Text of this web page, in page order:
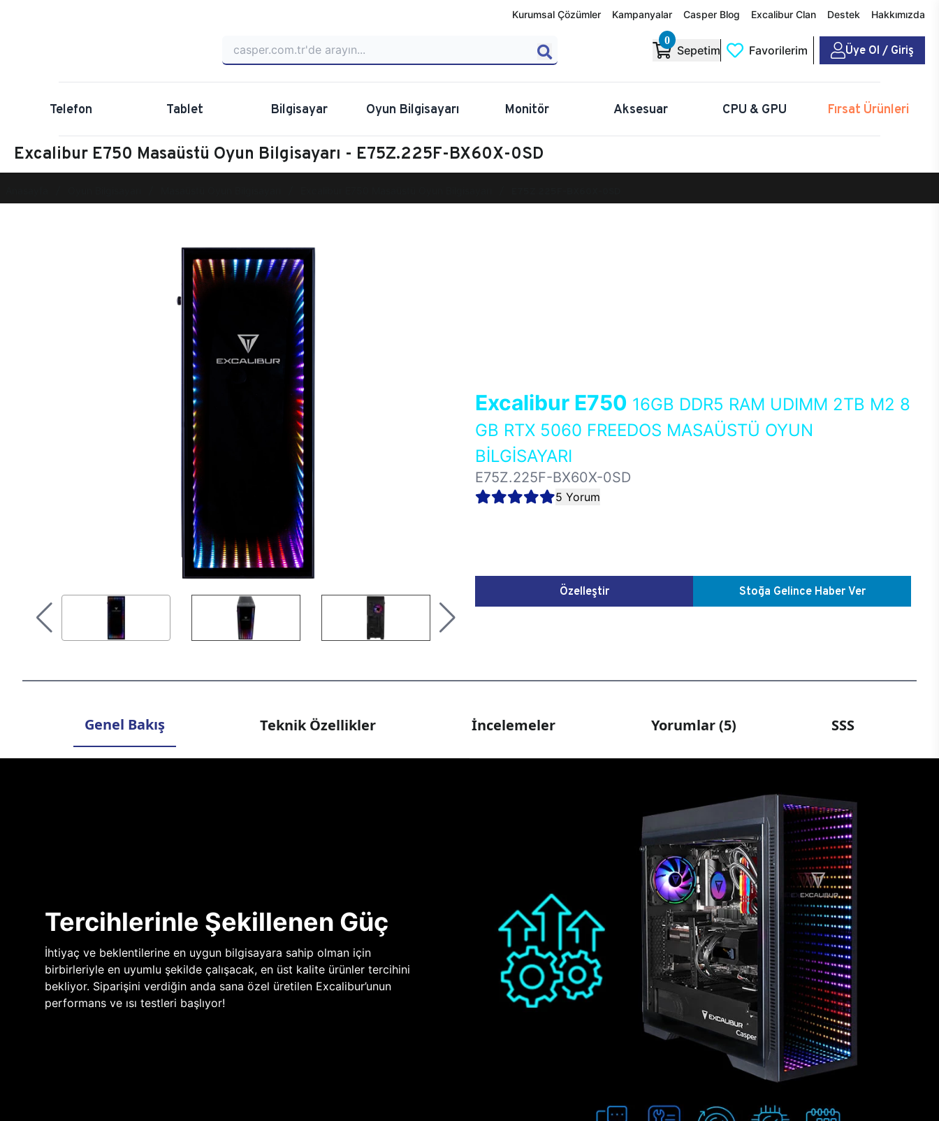
Kurumsal Çözümler Kampanyalar Casper Blog Excalibur Clan Destek Hakkımızda
0
Sepetim Favorilerim Üye Ol / Giriş
Telefon Tablet Bilgisayar Oyun Bilgisayarı Monitör Aksesuar CPU & GPU Fırsat Ürünleri
Excalibur E750 Masaüstü Oyun Bilgisayarı - E75Z.225F-BX60X-0SD
Excalibur E750 16GB DDR5 RAM UDIMM 2TB M2 8
GB RTX 5060 FREEDOS MASAÜSTÜ OYUN
BİLGİSAYARI
E75Z.225F-BX60X-0SD
5 Yorum
Özelleştir Stoğa Gelince Haber Ver
Genel Bakış Teknik Özellikler İncelemeler Yorumlar (5) SSS
Tercihlerinle Şekillenen Güç
İhtiyaç ve beklentilerine en uygun bilgisayara sahip olman için
birbirleriyle en uyumlu şekilde çalışacak, en üst kalite ürünler tercihini
bekliyor. Siparişini verdiğin anda sana özel üretilen Excalibur’unun
performans ve ısı testleri başlıyor!